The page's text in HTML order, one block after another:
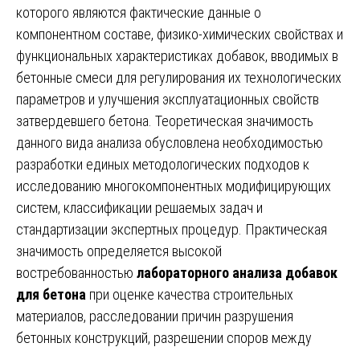
которого являются фактические данные о
компонентном составе, физико-химических свойствах и
функциональных характеристиках добавок, вводимых в
бетонные смеси для регулирования их технологических
параметров и улучшения эксплуатационных свойств
затвердевшего бетона. Теоретическая значимость
данного вида анализа обусловлена необходимостью
разработки единых методологических подходов к
исследованию многокомпонентных модифицирующих
систем, классификации решаемых задач и
стандартизации экспертных процедур. Практическая
значимость определяется высокой
востребованностью лабораторного анализа добавок
для бетона при оценке качества строительных
материалов, расследовании причин разрушения
бетонных конструкций, разрешении споров между